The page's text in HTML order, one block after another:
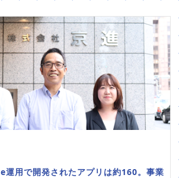
用で開発されたアプリは約160。事業